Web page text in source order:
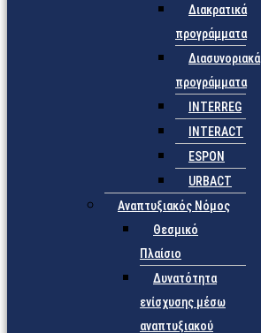
Διακρατικά
προγράμματα
Διασυνοριακά
προγράμματα
INTERREG
INTERACT
ESPON
URBACT
Αναπτυξιακός Νόμος
Θεσμικό
Πλαίσιο
Δυνατότητα
ενίσχυσης μέσω
αναπτυξιακού